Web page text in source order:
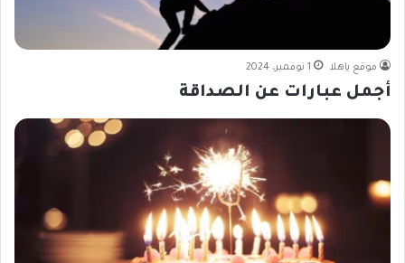
موقع ياهلا 1 نوفمبر، 2024
أجمل عبارات عن الصداقة